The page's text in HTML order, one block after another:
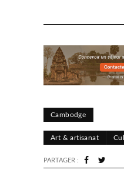
Cambodge
Art & artisanat
PARTAGER :